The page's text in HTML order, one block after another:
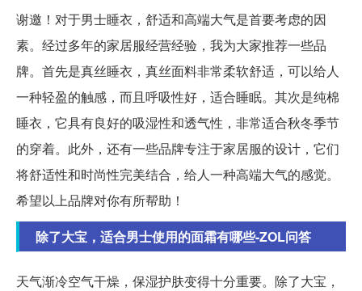
谢邀！对于男士睡衣，舒适和高端大气是首要考虑的因
素。经过多年的家居服经营经验，我为大家推荐一些品
牌。首先是真丝睡衣，真丝面料非常柔软舒适，可以给人
一种轻盈的触感，而且呼吸性好，适合睡眠。其次是纯棉
睡衣，它具有良好的吸湿性和透气性，非常适合秋冬季节
的穿着。此外，还有一些品牌专注于家居服的设计，它们
将舒适性和时尚性完美结合，给人一种高端大气的感觉。
希望以上品牌对你有所帮助！
除了大宝，适合男士使用的面霜有哪些-ZOL问答
天气渐冷空气干燥，保湿护肤变得十分重要。除了大宝，